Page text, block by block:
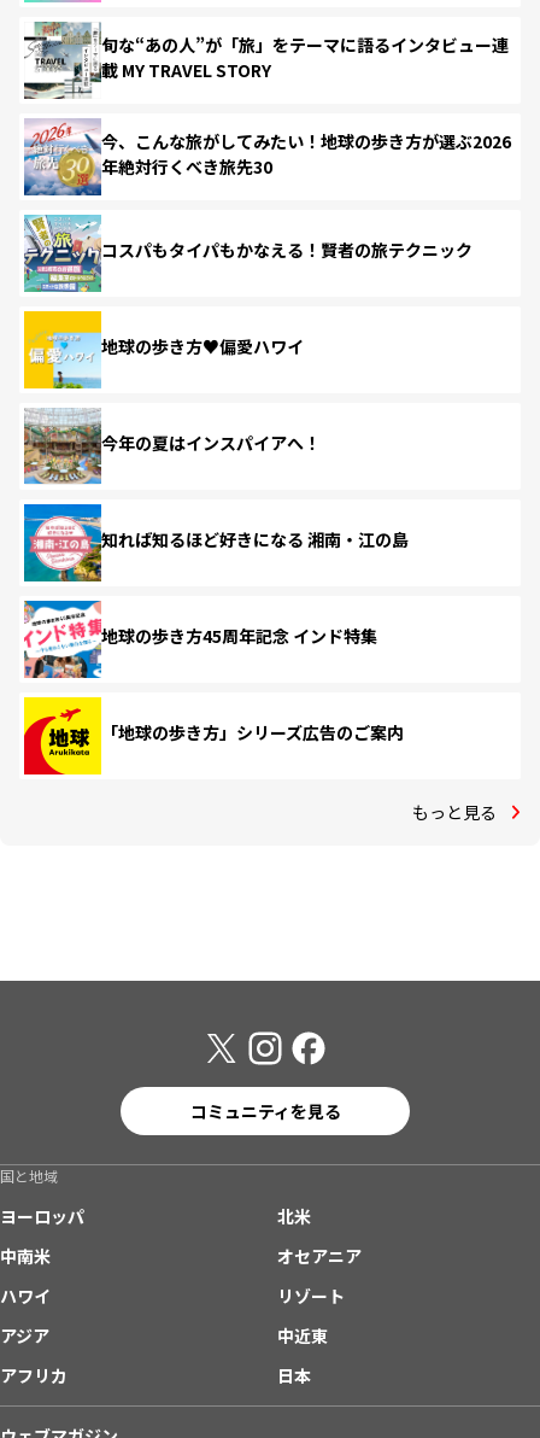
旬な“あの人”が「旅」をテーマに語るインタビュー連
載 MY TRAVEL STORY
今、こんな旅がしてみたい！地球の歩き方が選ぶ2026
年絶対行くべき旅先30
コスパもタイパもかなえる！賢者の旅テクニック
地球の歩き方♥偏愛ハワイ
今年の夏はインスパイアへ！
知れば知るほど好きになる 湘南・江の島
地球の歩き方45周年記念 インド特集
「地球の歩き方」シリーズ広告のご案内
もっと見る
コミュニティを見る
国と地域
ヨーロッパ
北米
中南米
オセアニア
ハワイ
リゾート
アジア
中近東
アフリカ
日本